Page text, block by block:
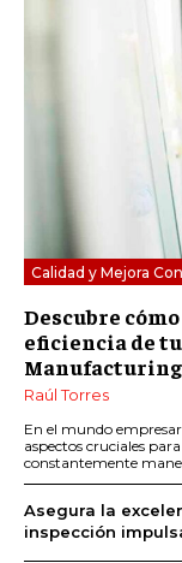
Calidad y Mejora
Descubre
eficiencia de
Manufacturing
Raúl Torres
En el mundo
aspectos cruciales
constantemente
Asegura la
inspección